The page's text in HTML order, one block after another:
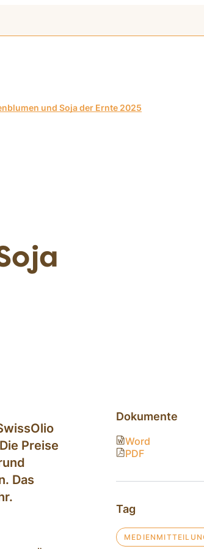
und Soja der Ernte 2025
Preise
Das
Dokumente
Word
PDF
Tag